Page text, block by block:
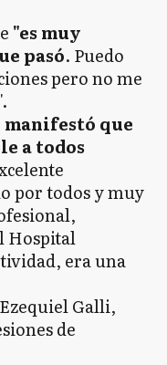
"es muy
pasó. Puedo
pero no me
manifestó que
a todos
por todos y muy
Hospital
era una
Galli,
de